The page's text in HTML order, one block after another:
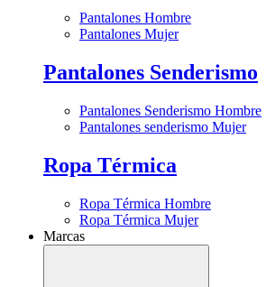
Pantalones Hombre
Pantalones Mujer
Pantalones Senderismo
Pantalones Senderismo Hombre
Pantalones senderismo Mujer
Ropa Térmica
Ropa Térmica Hombre
Ropa Térmica Mujer
Marcas